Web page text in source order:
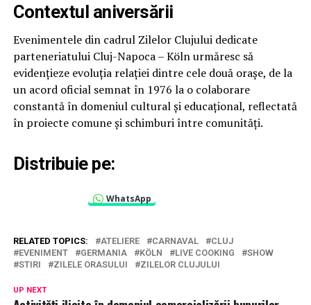
Contextul aniversării
Evenimentele din cadrul Zilelor Clujului dedicate
parteneriatului Cluj-Napoca – Köln urmăresc să
evidențieze evoluția relației dintre cele două orașe, de la
un acord oficial semnat în 1976 la o colaborare
constantă în domeniul cultural și educațional, reflectată
în proiecte comune și schimburi între comunități.
Distribuie pe:
WhatsApp
RELATED TOPICS: ATELIERE CARNAVAL
CLUJ
EVENIMENT
GERMANIA KÖLN LIVE COOKING
SHOW
STIRI
ZILELE ORASULUI ZILELOR CLUJULUI
UP NEXT